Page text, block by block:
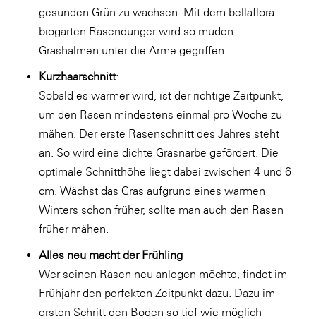
Verband Druck Medien Österreich
Wirtschaftskammer Salzburg
Fahrzeugtechnik
WKS Fachgruppe Finanzdienstleister
WK UBIT
Zühlke
Media
gesunden Grün zu wachsen. Mit dem bellaflora
biogarten Rasendünger wird so müden
Grashalmen unter die Arme gegriffen.
Kurzhaarschnitt:
Sobald es wärmer wird, ist der richtige Zeitpunkt,
um den Rasen mindestens einmal pro Woche zu
mähen. Der erste Rasenschnitt des Jahres steht
an. So wird eine dichte Grasnarbe gefördert. Die
optimale Schnitthöhe liegt dabei zwischen 4 und 6
cm. Wächst das Gras aufgrund eines warmen
Winters schon früher, sollte man auch den Rasen
früher mähen.
Alles neu macht der Frühling
Wer seinen Rasen neu anlegen möchte, findet im
Frühjahr den perfekten Zeitpunkt dazu. Dazu im
ersten Schritt den Boden so tief wie möglich